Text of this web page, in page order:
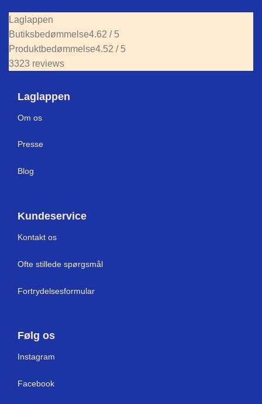
Laglappen
Butiksbedømmelse4.62 / 5
Produktbedømmelse4.52 / 5
3323 reviews
Laglappen
Om os
Presse
Blog
Kundeservice
Kontakt os
Ofte stillede spørgsmål
Fortrydelsesformular
Følg os
Instagram
Facebook